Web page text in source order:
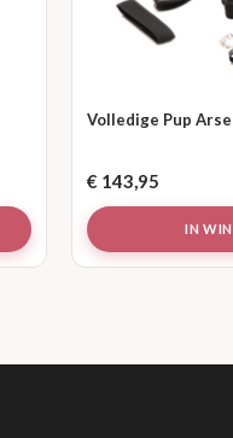
Volledige Pup
€ 143,95
IN